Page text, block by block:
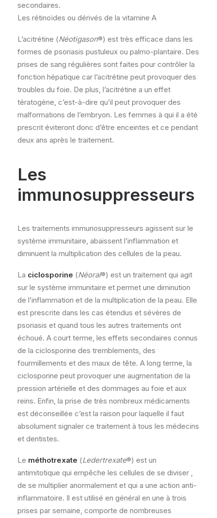
secondaires.
Les rétinoïdes ou dérivés de la vitamine A
L’acitrétine (Néotigason®) est très efficace dans les
formes de psoriasis pustuleux ou palmo-plantaire. Des
prises de sang régulières sont faites pour contrôler la
fonction hépatique car l’acitrétine peut provoquer des
troubles du foie. De plus, l’acitrétine a un effet
tératogène, c’est-à-dire qu’il peut provoquer des
malformations de l’embryon. Les femmes à qui il a été
prescrit éviteront donc d’être enceintes et ce pendant
deux ans après le traitement.
Les
immunosuppresseurs
Les traitements immunosuppresseurs agissent sur le
système immunitaire, abaissent l’inflammation et
diminuent la multiplication des cellules de la peau.
La ciclosporine (Néoral®) est un traitement qui agit
sur le système immunitaire et permet une diminution
de l’inflammation et de la multiplication de la peau. Elle
est prescrite dans les cas étendus et sévères de
psoriasis et quand tous les autres traitements ont
échoué. A court terme, les effets secondaires connus
de la ciclosporine des tremblements, des
fourmillements et des maux de tête. A long terme, la
ciclosporine peut provoquer une augmentation de la
pression artérielle et des dommages au foie et aux
reins. Enfin, la prise de très nombreux médicaments
est déconseillée c’est la raison pour laquelle il faut
absolument signaler ce traitement à tous les médecins
et dentistes.
Le méthotrexate (Ledertrexate®) est un
antimitotique qui empêche les cellules de se diviser ,
de se multiplier anormalement et qui a une action anti-
inflammatoire. Il est utilisé en général en une à trois
prises par semaine, comporte de nombreuses